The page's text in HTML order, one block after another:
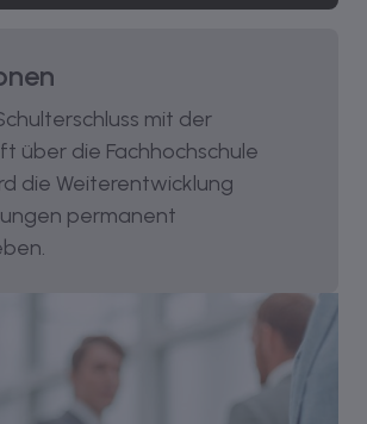
mit der
über die Fachhochschule
die Weiterentwicklung
permanent